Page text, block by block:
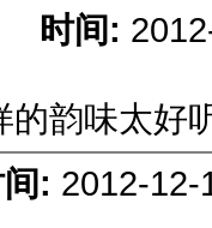
时间:
的韵味太好
: 2012-12-